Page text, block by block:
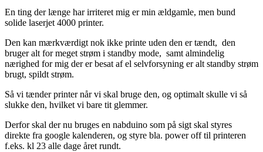
En ting der længe har irriteret mig er min ældgamle, men bund
solide laserjet 4000 printer.
Den kan mærkværdigt nok ikke printe uden den er tændt, den
bruger alt for meget strøm i standby mode, samt almindelig
nærighed for mig der er besat af el selvforsyning er alt standby strøm
brugt, spildt strøm.
Så vi tænder printer når vi skal bruge den, og optimalt skulle vi så
slukke den, hvilket vi bare tit glemmer.
Derfor skal der nu bruges en nabduino som på sigt skal styres
direkte fra google kalenderen, og styre bla. power off til printeren
f.eks. kl 23 alle dage året rundt.